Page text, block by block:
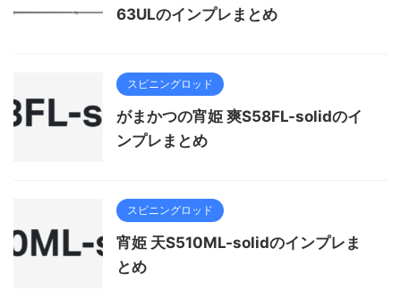
63ULのインプレまとめ
スピニングロッド
がまかつの宵姫 爽S58FL-solidのイ
ンプレまとめ
スピニングロッド
宵姫 天S510ML-solidのインプレま
とめ